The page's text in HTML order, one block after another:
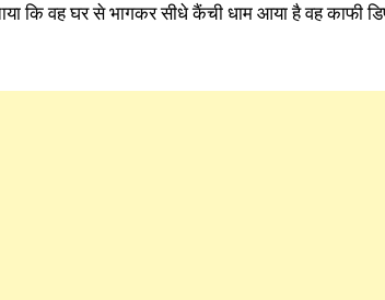
कि वह घर से भागकर सीधे कैंची धाम आया है वह काफी